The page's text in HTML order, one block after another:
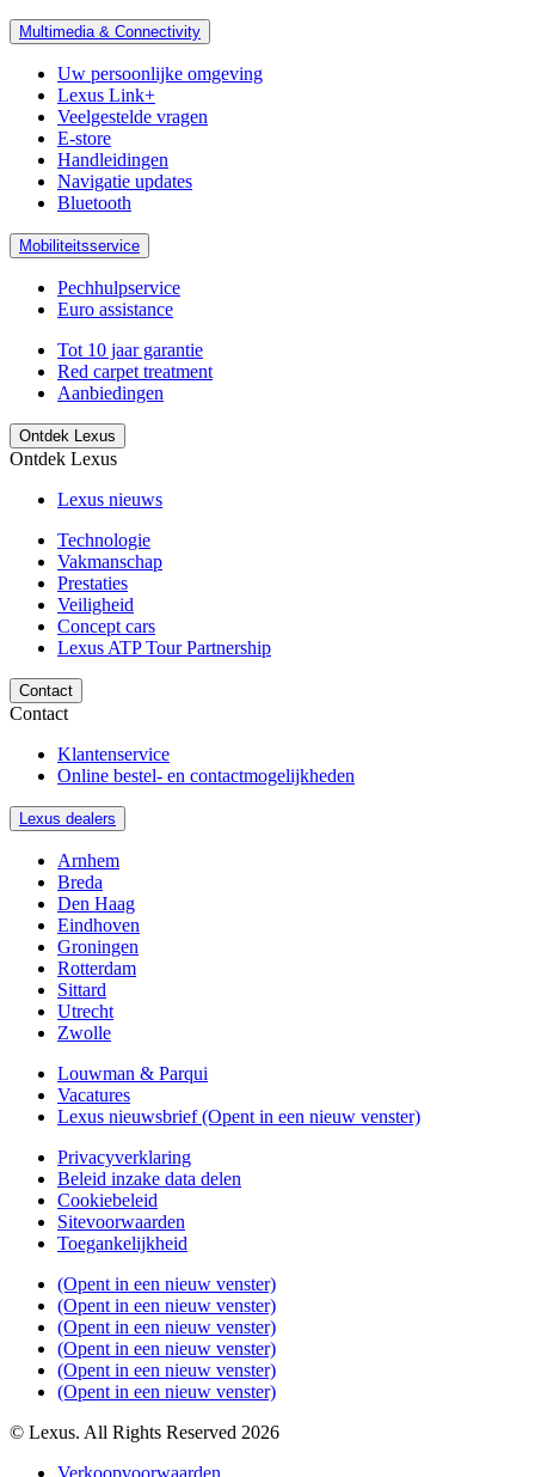
Multimedia & Connectivity
Uw persoonlijke omgeving
Lexus Link+
Veelgestelde vragen
E-store
Handleidingen
Navigatie updates
Bluetooth
Mobiliteitsservice
Pechhulpservice
Euro assistance
Tot 10 jaar garantie
Red carpet treatment
Aanbiedingen
Ontdek Lexus
Ontdek Lexus
Lexus nieuws
Technologie
Vakmanschap
Prestaties
Veiligheid
Concept cars
Lexus ATP Tour Partnership
Contact
Contact
Klantenservice
Online bestel- en contactmogelijkheden
Lexus dealers
Arnhem
Breda
Den Haag
Eindhoven
Groningen
Rotterdam
Sittard
Utrecht
Zwolle
Louwman & Parqui
Vacatures
Lexus nieuwsbrief(Opent in een nieuw venster)
Privacyverklaring
Beleid inzake data delen
Cookiebeleid
Sitevoorwaarden
Toegankelijkheid
(Opent in een nieuw venster)
(Opent in een nieuw venster)
(Opent in een nieuw venster)
(Opent in een nieuw venster)
(Opent in een nieuw venster)
(Opent in een nieuw venster)
© Lexus. All Rights Reserved 2026
Verkoopvoorwaarden